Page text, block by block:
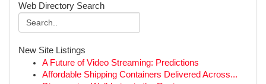
Web Directory Search
New Site Listings
A Future of Video Streaming: Predictions
Affordable Shipping Containers Delivered Across...